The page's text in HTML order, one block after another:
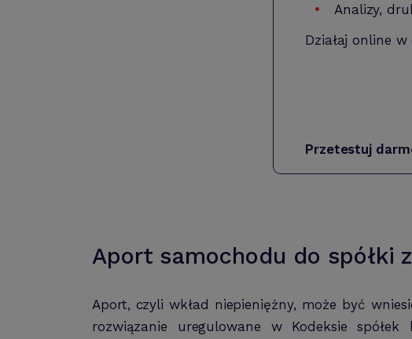
Analizy,
Działaj online
Przetestuj
Aport samochodu do spółki
Aport, czyli wkład niepieniężny, może być
rozwiązanie uregulowane w Kodeksie